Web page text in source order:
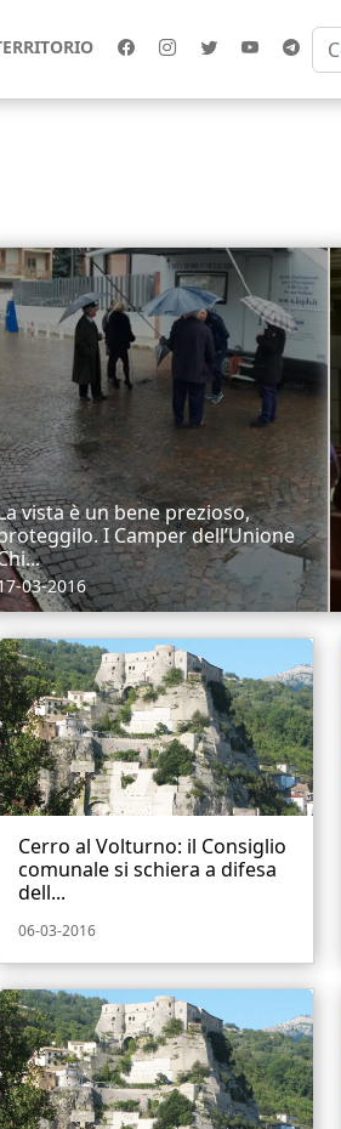
vista è un bene prezioso,
I Camper dell’Unione
03-2016
Cerro al Volturno: il Consiglio
comunale si schiera a difesa
dell...
06-03-2016